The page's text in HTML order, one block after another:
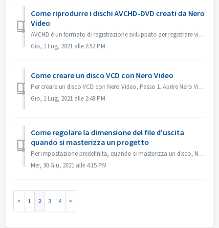
Come riprodurre i dischi AVCHD-DVD creati da Nero
Video
AVCHD è un formato di registrazione sviluppato per registrare video ad alta definizione su supporti come supporti DVD registrabili, hard disk e schede di me...
Gio, 1 Lug, 2021 alle 2:52 PM
Come creare un disco VCD con Nero Video
Per creare un disco VCD con Nero Video, Passo 1. Aprire Nero Video. Passo 2. Trascinare un file video in Nero Video Home, Nero Video aprirà la finestra di d...
Gio, 1 Lug, 2021 alle 2:48 PM
Come regolare la dimensione del file d'uscita
quando si masterizza un progetto
Per impostazione predefinita, quando si masterizza un disco, Nero Video cercherà di adattarsi all'intero spazio di un disco. Per alcuni casi, se non ha...
Mer, 30 Giu, 2021 alle 4:15 PM
1 2 3 4